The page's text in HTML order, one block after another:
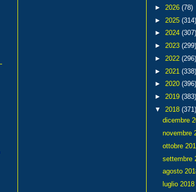
► 2026 (78)
► 2025 (314)
► 2024 (307)
► 2023 (299)
► 2022 (296)
► 2021 (338)
► 2020 (396)
► 2019 (383)
▼ 2018 (371)
dicembre
novembre
ottobre
settembre
agosto
luglio 2018